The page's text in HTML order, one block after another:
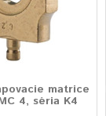
matrice
4, séria K4